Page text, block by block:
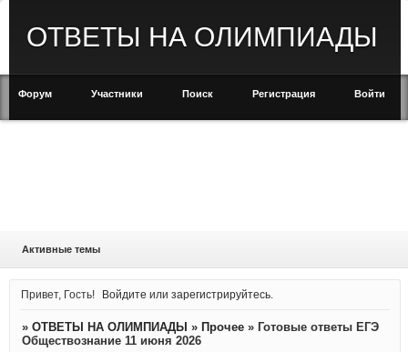
ОТВЕТЫ НА ОЛИМПИАДЫ
Форум Участники Поиск Регистрация Войти
Активные темы
Привет, Гость! Войдите илизарегистрируйтесь
» ОТВЕТЫ НА ОЛИМПИАДЫ » Прочее » Готовые ответы ЕГЭ
Обществознание 11 июня 2026